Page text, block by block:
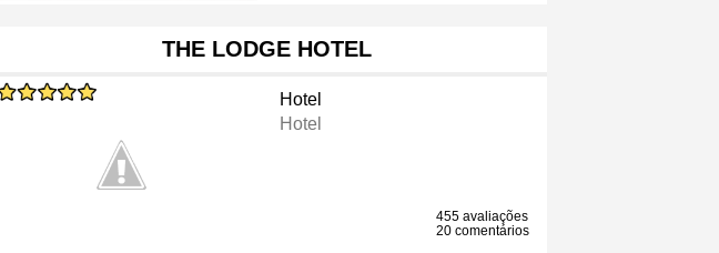
THE LODGE HOTEL
Hotel
Hotel
455 avaliações
20 comentários